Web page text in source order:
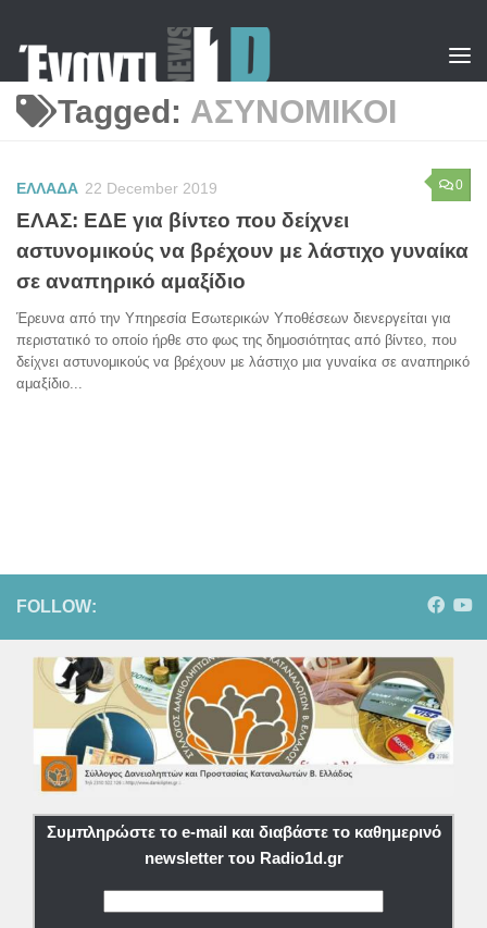
Tagged: ΑΣΥΝΟΜΙΚΟΙ
0
ΕΛΛΑΔΑ 22 December 2019
ΕΛΑΣ: ΕΔΕ για βίντεο που δείχνει
αστυνομικούς να βρέχουν με λάστιχο γυναίκα
σε αναπηρικό αμαξίδιο
Έρευνα από την Υπηρεσία Εσωτερικών Υποθέσεων διενεργείται για
περιστατικό το οποίο ήρθε στο φως της δημοσιότητας από βίντεο, που
δείχνει αστυνομικούς να βρέχουν με λάστιχο μια γυναίκα σε αναπηρικό
αμαξίδιο...
FOLLOW:
Συμπληρώστε το e-mail και διαβάστε το καθημερινό
newsletter του Radio1d.gr